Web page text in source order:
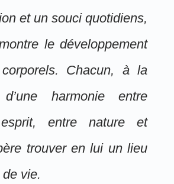
et un souci quotidiens,
le développement
Chacun, à la
d’une harmonie entre
entre nature et
trouver en lui un lieu
vie.